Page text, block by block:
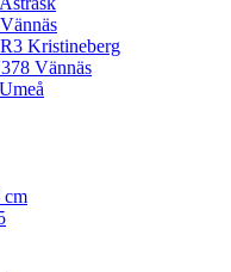
Kristineberg
Vännäs
cm